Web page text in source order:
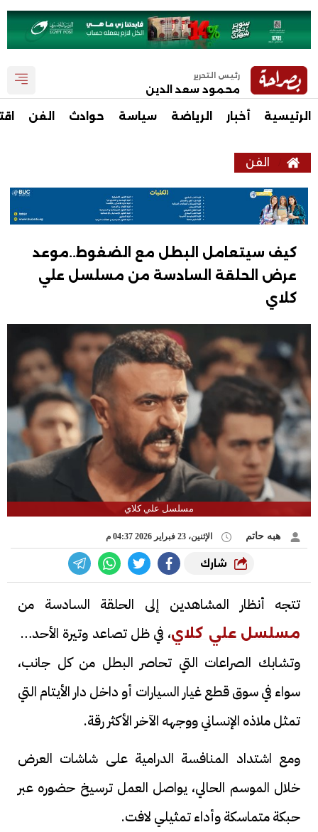
رئيس التحرير
محمود سعد الدين
الرئيسية أخبار الرياضة سياسة حوادث الفن
الفن
كيف سيتعامل البطل مع الضغوط..موعد
عرض الحلقة السادسة من مسلسل علي
كلاي
مسلسل علي كلاي
هبه حاتم الإثنين، 23 فبراير 2026 04:37 م
شارك
تتجه أنظار المشاهدين إلى الحلقة السادسة من
مسلسل علي كلاي، في ظل تصاعد وتيرة الأحداث
وتشابك الصراعات التي تحاصر البطل من كل جانب،
سواء في سوق قطع غيار السيارات أو داخل دار الأيتام التي
تمثل ملاذه الإنساني ووجهه الآخر الأكثر رقة.
ومع اشتداد المنافسة الدرامية على شاشات العرض
خلال الموسم الحالي، يواصل العمل ترسيخ حضوره عبر
حبكة متماسكة وأداء تمثيلي لافت.